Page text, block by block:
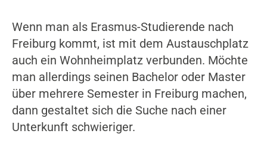
Wenn man als Erasmus-Studierende nach
Freiburg kommt, ist mit dem Austauschplatz
auch ein Wohnheimplatz verbunden. Möchte
man allerdings seinen Bachelor oder Master
über mehrere Semester in Freiburg machen,
dann gestaltet sich die Suche nach einer
Unterkunft schwieriger.